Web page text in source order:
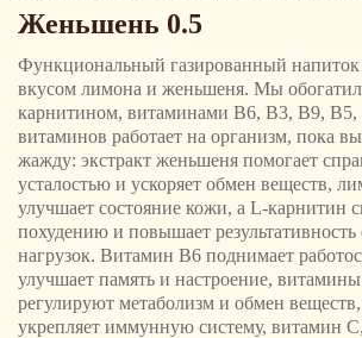
Женьшень 0.5
Функциональный газированный напиток
вкусом лимона и женьшеня. Мы
карнитином, витаминами B6, B3, B9,
витаминов работает на организм, пока
жажду: экстракт женьшеня помогает
усталостью и ускоряет обмен веществ,
улучшает состояние кожи, а L-карнитин
похудению и повышает
нагрузок. Витамин B6 поднимает
улучшает память и настроение,
регулируют метаболизм и обмен
укрепляет иммунную систему, витамин